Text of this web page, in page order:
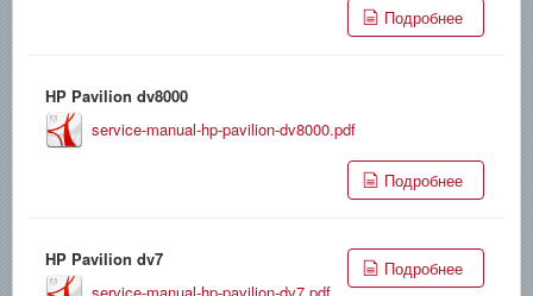
Подробнее
HP Pavilion dv8000
service-manual-hp-pavilion-dv8000.pdf
Подробнее
HP Pavilion dv7
Подробнее